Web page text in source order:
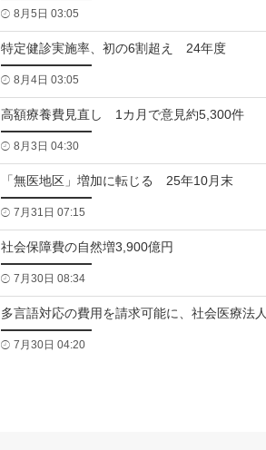
8月5日 03:05
特定健診実施率、初の6割超え 24年度
8月4日 03:05
高額療養費見直し 1カ月で意見約5,300件
8月3日 04:30
「無医地区」増加に転じる 25年10月末
7月31日 07:15
社会保障費の自然増3,900億円
7月30日 08:34
多言語対応の費用を請求可能に、社会医療法人
7月30日 04:20